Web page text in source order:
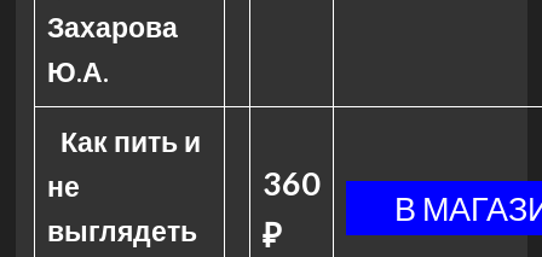
Захарова
Ю.А.
Как пить и
не
выглядеть
360
₽